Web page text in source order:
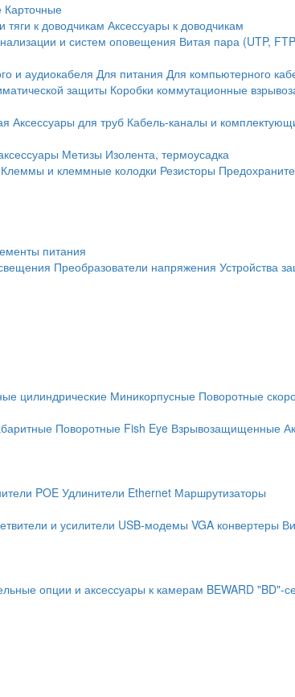
Карточные
тяги к доводчикам Аксессуары к доводчикам
и систем оповещения Витая пара (UTP,
и аудиокабеля Для питания Для компьютерного
защиты Коробки коммутационные
Аксессуары для труб Кабель-каналы и
Метизы Изолента, термоусадка
Клеммы и клеммные колодки Резисторы
питания
Преобразователи напряжения Устройства
цилиндрические Миникорпусные Поворотные
Поворотные Fish Eye Взрывозащищенные
POE Удлинители Ethernet Маршрутизаторы
и усилители USB-модемы VGA конвертеры
опции и аксессуары к камерам BEWARD "BD"-